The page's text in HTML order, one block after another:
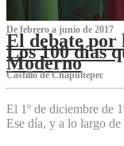
De febrero a junio de 2017
El debate por
Los 100 días
Moderno
Castillo de Chapultepec
El 1º de diciembre de
Ese día, y a lo largo